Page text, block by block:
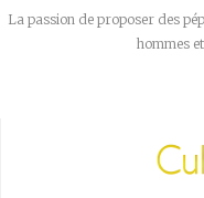
La passion de proposer des
hommes